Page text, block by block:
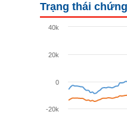
Trạng thái
-20k
0
20k
40k
NGUYÊN VẬT LIỆU
TIÊU DÙNG
TIÊU DÙNG THIẾT
CHĂM SÓC SỨC